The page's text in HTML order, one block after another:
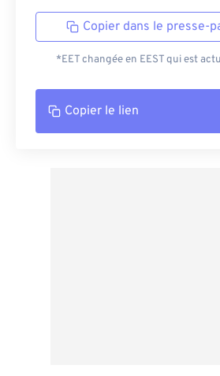
Copier dans le presse-
*EET changée en EEST qui est
Copier le lien